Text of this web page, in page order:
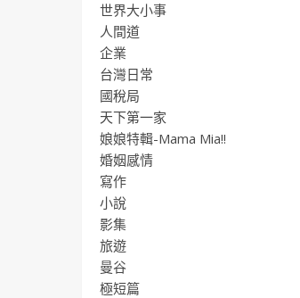
世界大小事
人間道
企業
台灣日常
國稅局
天下第一家
娘娘特輯-Mama Mia!!
婚姻感情
寫作
小說
影集
旅遊
曼谷
極短篇